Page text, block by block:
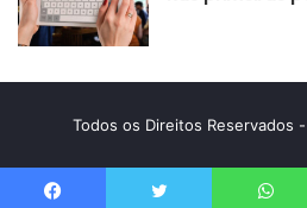
Todos os Direitos Reservados